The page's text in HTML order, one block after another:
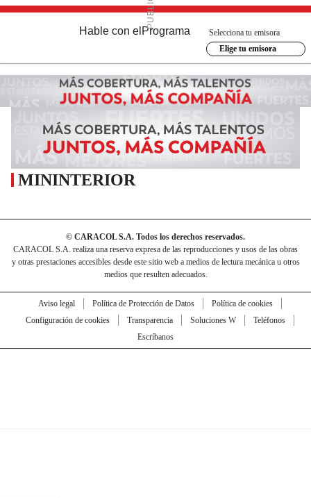
Hable con el Programa
Selecciona tu emisora
Elige tu emisora
MININTERIOR
© CARACOL S.A. Todos los derechos reservados.
CARACOL S.A. realiza una reserva expresa de las reproducciones y usos de las obras
y otras prestaciones accesibles desde este sitio web a medios de lectura mecánica u otros
medios que resulten adecuados.
Aviso legal Política de Protección de Datos
Política de cookies
Configuración de cookies
Transparencia Soluciones W
Teléfonos
Escríbanos